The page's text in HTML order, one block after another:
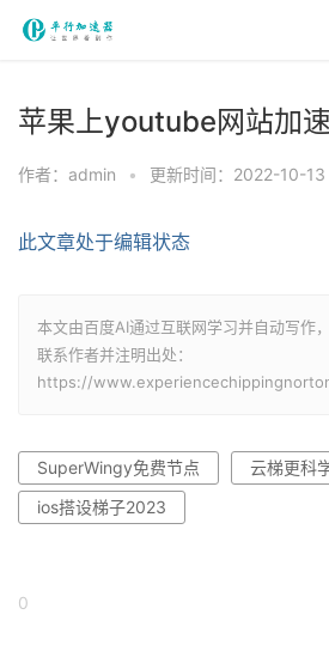
苹果上youtube网站加
作者：admin • 更新时间：2022-10-
此文章处于编辑状态
本文由百度AI通过互联网学习并自动写作
联系作者并注明出处：
https://
SuperWingy免费节点
云梯更科
ios搭设梯子2023
0